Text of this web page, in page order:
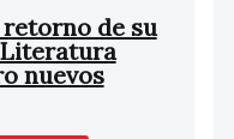
de su
nuevos